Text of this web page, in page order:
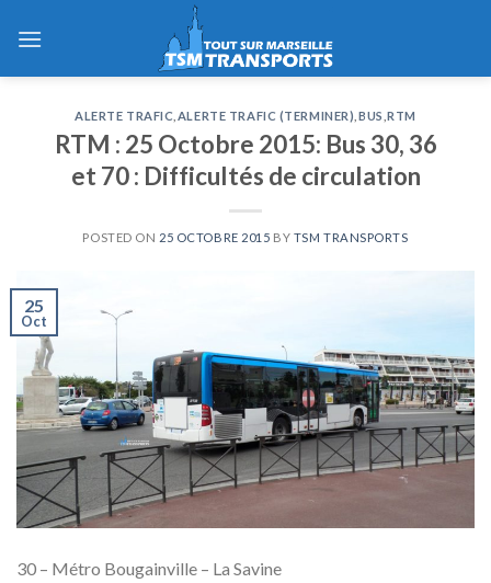
ALERTE TRAFIC ALERTE TRAFIC (TERMINER) BUS ,RTM
RTM : 25 Octobre 2015: Bus 30, 36
et 70 : Difficultés de circulation
POSTED ON 25 OCTOBRE 2015 BY TSM TRANSPORTS
25
Oct
30 – Métro Bougainville – La Savine